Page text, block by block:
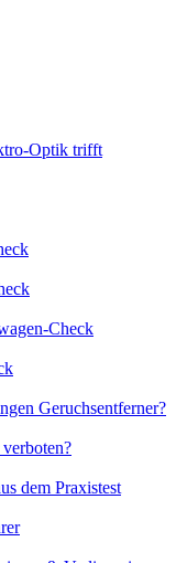
Optik trifft
Check
Geruchsentferner?
dem Praxistest